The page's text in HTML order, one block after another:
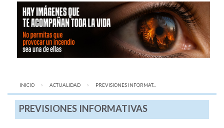
INICIO ACTUALIDAD AQUÍ:
PREVISIONES INFORMAT...
PREVISIONES INFORMATIVAS